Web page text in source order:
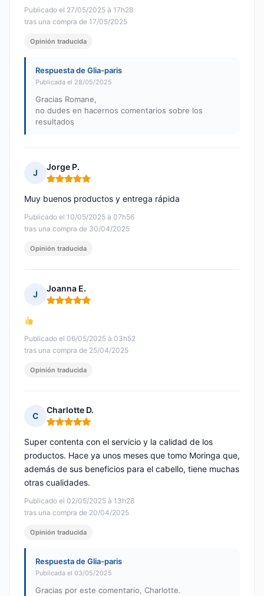
Publicado el 27/05/2025 à 17h28
tras una compra de 17/05/2025
Opinión traducida
Respuesta de Glia-paris
Publicada el 28/05/2025
Gracias Romane,
no dudes en hacernos comentarios sobre los
resultados
J
Jorge P.
Nota: 5 de 5
Publicado el 10/05/2025 à 07h56
tras una compra de 30/04/2025
Muy buenos productos y entrega rápida
Opinión traducida
J
Joanna E.
Nota: 5 de 5
Publicado el 06/05/2025 à 03h52
tras una compra de 25/04/2025
Opinión traducida
C
Charlotte D.
Nota: 5 de 5
Publicado el 02/05/2025 à 13h28
tras una compra de 20/04/2025
Super contenta con el servicio y la calidad de los
productos. Hace ya unos meses que tomo Moringa que,
además de sus beneficios para el cabello, tiene muchas
otras cualidades.
Opinión traducida
Respuesta de Glia-paris
Publicada el 03/05/2025
Gracias por este comentario, Charlotte.